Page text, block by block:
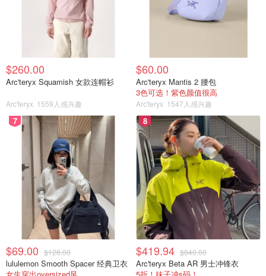
$260.00
Arc'teryx Squamish 女款连帽衫
Arc'teryx 1559人感兴趣
$60.00
Arc'teryx Mantis 2 腰包
3色可选！紫色颜值很高
Arc'teryx 1547人感兴趣
7
$69.00 $128.00
lululemon Smooth Spacer 经典卫衣
女生穿出oversized风
8
$419.94 $840.00
Arc'teryx Beta AR 男士冲锋衣
5折！妹子冲s码！